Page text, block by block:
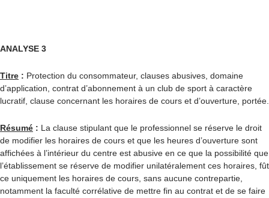
ANALYSE 3
Titre : Protection du consommateur, clauses abusives, domaine
d’application, contrat d’abonnement à un club de sport à caractère
lucratif, clause concernant les horaires de cours et d’ouverture, portée.
Résumé : La clause stipulant que le professionnel se réserve le droit
de modifier les horaires de cours et que les heures d’ouverture sont
affichées à l’intérieur du centre est abusive en ce que la possibilité que
l’établissement se réserve de modifier unilatéralement ces horaires, fût
ce uniquement les horaires de cours, sans aucune contrepartie,
notamment la faculté corrélative de mettre fin au contrat et de se faire